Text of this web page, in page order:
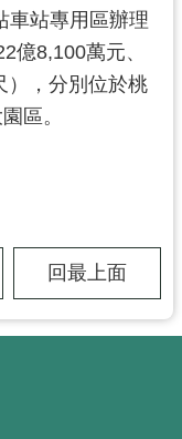
車站專用區辦理
億8,100萬元、
），分別位於桃
區。
回最上面